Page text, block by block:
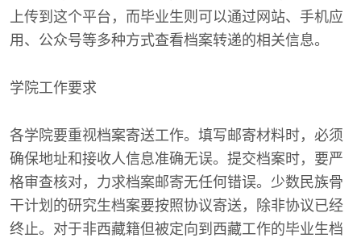
上传到这个平台，而毕业生则可以通过网站、手机应
用、公众号等多种方式查看档案转递的相关信息。
学院工作要求
各学院要重视档案寄送工作。填写邮寄材料时，必须
确保地址和接收人信息准确无误。提交档案时，要严
格审查核对，力求档案邮寄无任何错误。少数民族骨
干计划的研究生档案要按照协议寄送，除非协议已经
终止。对于非西藏籍但被定向到西藏工作的毕业生档